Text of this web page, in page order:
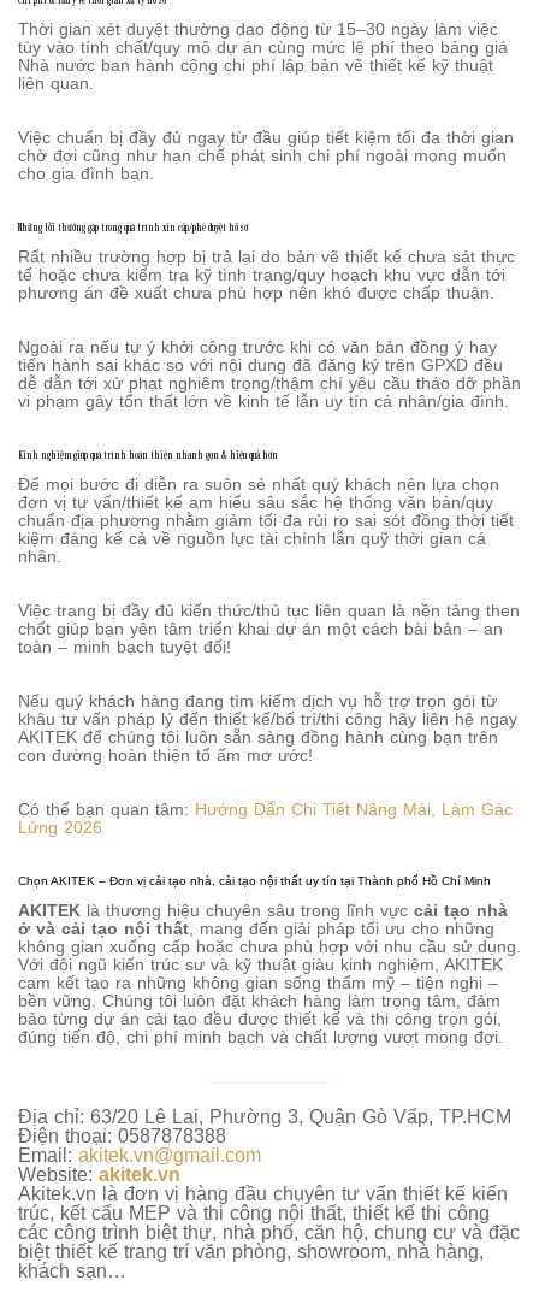
Thời gian xét duyệt thường dao động từ 15–30 ngày làm việc
tùy vào tính chất/quy mô dự án cùng mức lệ phí theo bảng giá
Nhà nước ban hành cộng chi phí lập bản vẽ thiết kế kỹ thuật
liên quan.
Việc chuẩn bị đầy đủ ngay từ đầu giúp tiết kiệm tối đa thời gian
chờ đợi cũng như hạn chế phát sinh chi phí ngoài mong muốn
cho gia đình bạn.
Những lỗi thường gặp trong quá trình xin cấp/phê duyệt hồ sơ
Rất nhiều trường hợp bị trả lại do bản vẽ thiết kế chưa sát thực
tế hoặc chưa kiểm tra kỹ tình trạng/quy hoạch khu vực dẫn tới
phương án đề xuất chưa phù hợp nên khó được chấp thuận.
Ngoài ra nếu tự ý khởi công trước khi có văn bản đồng ý hay
tiến hành sai khác so với nội dung đã đăng ký trên GPXD đều
dễ dẫn tới xử phạt nghiêm trọng/thậm chí yêu cầu tháo dỡ phần
vi phạm gây tổn thất lớn về kinh tế lẫn uy tín cá nhân/gia đình.
Kinh nghiệm giúp quá trình hoàn thiện nhanh gọn & hiệu quả hơn
Để mọi bước đi diễn ra suôn sẻ nhất quý khách nên lựa chọn
đơn vị tư vấn/thiết kế am hiểu sâu sắc hệ thống văn bản/quy
chuẩn địa phương nhằm giảm tối đa rủi ro sai sót đồng thời tiết
kiệm đáng kể cả về nguồn lực tài chính lẫn quỹ thời gian cá
nhân.
Việc trang bị đầy đủ kiến thức/thủ tục liên quan là nền tảng then
chốt giúp bạn yên tâm triển khai dự án một cách bài bản – an
toàn – minh bạch tuyệt đối!
Nếu quý khách hàng đang tìm kiếm dịch vụ hỗ trợ trọn gói từ
khâu tư vấn pháp lý đến thiết kế/bố trí/thi công hãy liên hệ ngay
AKITEK để chúng tôi luôn sẵn sàng đồng hành cùng bạn trên
con đường hoàn thiện tổ ấm mơ ước!
Có thể bạn quan tâm: Hướng Dẫn Chi Tiết Nâng Mái, Làm Gác
Lửng 2026
Chọn AKITEK – Đơn vị cải tạo nhà, cải tạo nội thất uy tín tại Thành phố Hồ Chí Minh
AKITEK là thương hiệu chuyên sâu trong lĩnh vực cải tạo nhà
ở và cải tạo nội thất, mang đến giải pháp tối ưu cho những
không gian xuống cấp hoặc chưa phù hợp với nhu cầu sử dụng.
Với đội ngũ kiến trúc sư và kỹ thuật giàu kinh nghiệm, AKITEK
cam kết tạo ra những không gian sống thẩm mỹ – tiện nghi –
bền vững. Chúng tôi luôn đặt khách hàng làm trọng tâm, đảm
bảo từng dự án cải tạo đều được thiết kế và thi công trọn gói,
đúng tiến độ, chi phí minh bạch và chất lượng vượt mong đợi.
Địa chỉ: 63/20 Lê Lai, Phường 3, Quận Gò Vấp, TP.HCM
Điện thoại: 0587878388
Email: akitek.vn@gmail.com
Website: akitek.vn
Akitek.vn là đơn vị hàng đầu chuyên tư vấn thiết kế kiến
trúc, kết cấu MEP và thi công nội thất, thiết kế thi công
các công trình biệt thự, nhà phố, căn hộ, chung cư và đặc
biệt thiết kế trang trí văn phòng, showroom, nhà hàng,
khách sạn…